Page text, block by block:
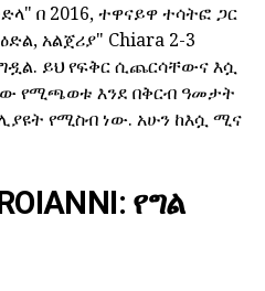
በ 2016, ተዋናይዋ ተሳትፎ ጋር
አልጀሪያ" Chiara 2-3
ይህ የፍቅር ሲጨርሳቸውና እሷ
የሚጫወቱ እንደ በቅርብ ዓመታት
የሚስብ ነው. አሁን ከእሷ ሚና
የግል